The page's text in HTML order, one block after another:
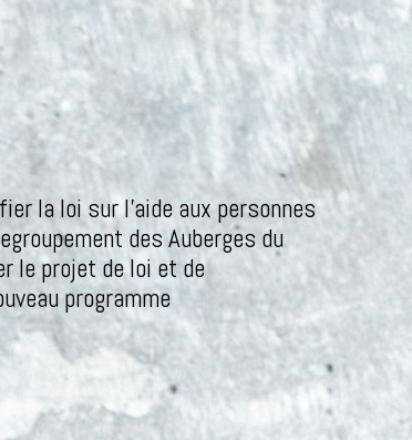
la loi sur l'aide aux personnes
des Auberges du
le projet de loi et de
programme